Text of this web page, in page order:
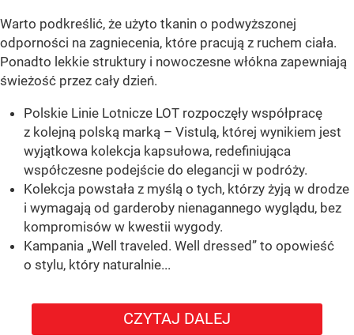
Warto podkreślić, że użyto tkanin o podwyższonej
odporności na zagniecenia, które pracują z ruchem ciała.
Ponadto lekkie struktury i nowoczesne włókna zapewniają
świeżość przez cały dzień.
Polskie Linie Lotnicze LOT rozpoczęły współpracę
z kolejną polską marką – Vistulą, której wynikiem jest
wyjątkowa kolekcja kapsułowa, redefiniująca
współczesne podejście do elegancji w podróży.
Kolekcja powstała z myślą o tych, którzy żyją w drodze
i wymagają od garderoby nienagannego wyglądu, bez
kompromisów w kwestii wygody.
Kampania „Well traveled. Well dressed” to opowieść
o stylu, który naturalnie...
CZYTAJ DALEJ